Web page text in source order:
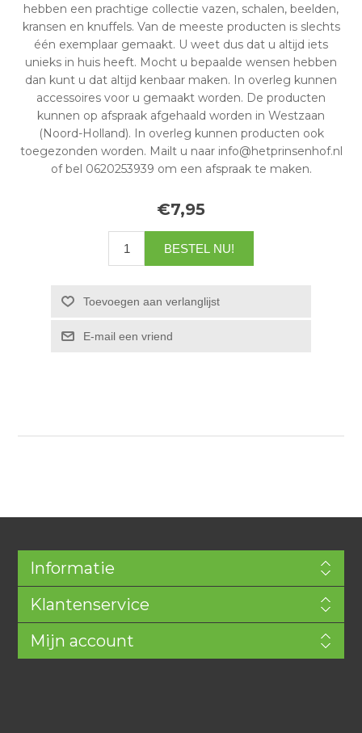
hebben een prachtige collectie vazen, schalen, beelden,
kransen en knuffels. Van de meeste producten is slechts
één exemplaar gemaakt. U weet dus dat u altijd iets
unieks in huis heeft. Mocht u bepaalde wensen hebben
dan kunt u dat altijd kenbaar maken. In overleg kunnen
accessoires voor u gemaakt worden. De producten
kunnen op afspraak afgehaald worden in Westzaan
(Noord-Holland). In overleg kunnen producten ook
toegezonden worden. Mailt u naar info@hetprinsenhof.nl
of bel 0620253939 om een afspraak te maken.
€7,95
Informatie
Klantenservice
Mijn account